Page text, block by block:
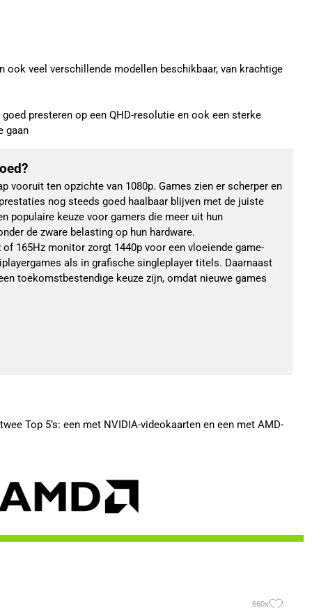
ook veel verschillende modellen beschikbaar, van krachtige
presteren op een QHD-resolutie en ook een sterke
gaan
vooruit ten opzichte van 1080p. Games zien er scherper en
nog steeds goed haalbaar blijven met de juiste
populaire keuze voor gamers die meer uit hun
de zware belasting op hun hardware.
165Hz monitor zorgt 1440p voor een vloeiende game-
als in grafische singleplayer titels. Daarnaast
toekomstbestendige keuze zijn, omdat nieuwe games
Top 5’s: een met NVIDIA-videokaarten en een met AMD-
660x